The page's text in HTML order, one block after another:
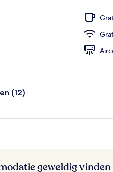
o
r
n
(12)
geweldig vinden